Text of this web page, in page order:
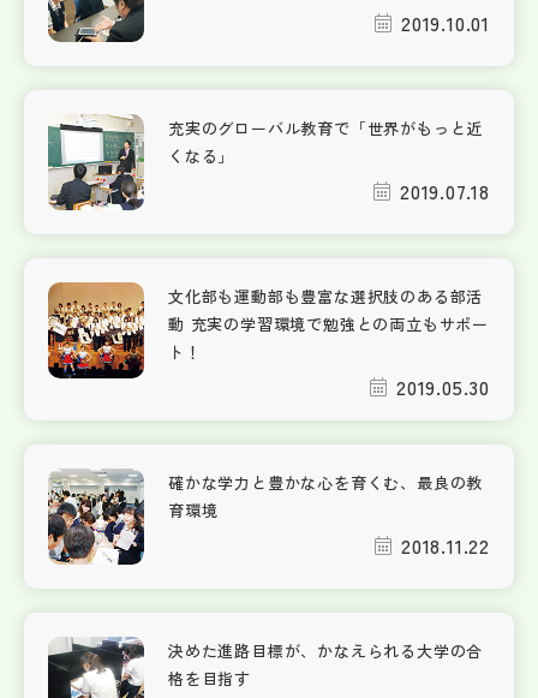
2019.10.01
充実のグローバル教育で「世界がもっと近
くなる」
2019.07.18
文化部も運動部も豊富な選択肢のある部活
動 充実の学習環境で勉強との両立もサポー
ト！
2019.05.30
確かな学力と豊かな心を育くむ、最良の教
育環境
2018.11.22
決めた進路目標が、かなえられる大学の合
格を目指す